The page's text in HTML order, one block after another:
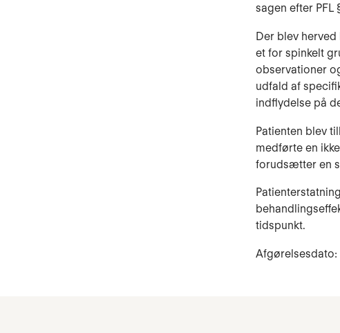
sagen efter PFL
Der blev
et for spinkelt
observationer
udfald af
indflydelse på
Patienten blev
med­førte en
forudsætter en
tidspunkt.
Afgørelsesdato: